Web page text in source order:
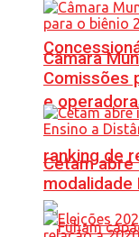
e
ranking de
Câmara
Comissões
Cetam
modalidade